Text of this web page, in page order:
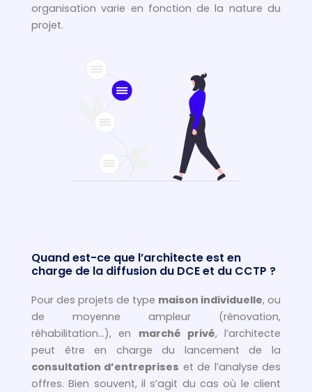
organisation varie en fonction de la nature du
projet.
Quand est-ce que l’architecte est en
charge de la diffusion du DCE et du CCTP ?
Pour des projets de type maison individuelle, ou
de moyenne ampleur (rénovation,
réhabilitation…), en marché privé, l’architecte
peut être en charge du lancement de la
consultation d’entreprises et de l’analyse des
offres. Bien souvent, il s’agit du cas où le client